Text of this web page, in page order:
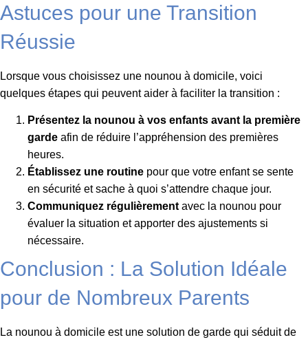
Astuces pour une Transition
Réussie
Lorsque vous choisissez une nounou à domicile, voici
quelques étapes qui peuvent aider à faciliter la transition :
Présentez la nounou à vos enfants avant la première
garde afin de réduire l’appréhension des premières
heures.
Établissez une routine pour que votre enfant se sente
en sécurité et sache à quoi s’attendre chaque jour.
Communiquez régulièrement avec la nounou pour
évaluer la situation et apporter des ajustements si
nécessaire.
Conclusion : La Solution Idéale
pour de Nombreux Parents
La nounou à domicile est une solution de garde qui séduit de